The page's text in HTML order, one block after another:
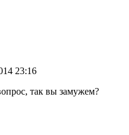
23:16
так вы замужем?